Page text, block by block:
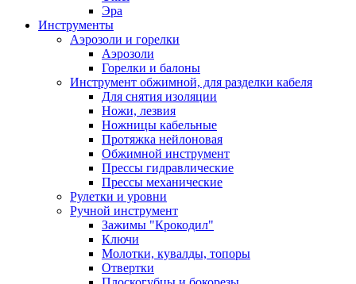
Эра
Инструменты
Аэрозоли и горелки
Аэрозоли
Горелки и балоны
Инструмент обжимной, для разделки кабеля
Для снятия изоляции
Ножи, лезвия
Ножницы кабельные
Протяжка нейлоновая
Обжимной инструмент
Прессы гидравлические
Прессы механические
Рулетки и уровни
Ручной инструмент
Зажимы "Крокодил"
Ключи
Молотки, кувалды, топоры
Отвертки